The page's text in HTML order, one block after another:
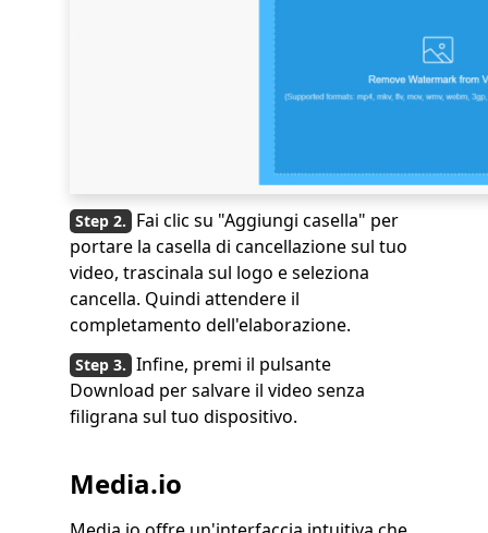
Fai clic su "Aggiungi casella" per
portare la casella di cancellazione sul tuo
video, trascinala sul logo e seleziona
cancella. Quindi attendere il
completamento dell'elaborazione.
Infine, premi il pulsante
Download per salvare il video senza
filigrana sul tuo dispositivo.
Media.io